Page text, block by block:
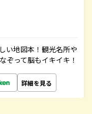
い地図本！観光名所や
ぞって脳もイキイキ！
詳細を見る